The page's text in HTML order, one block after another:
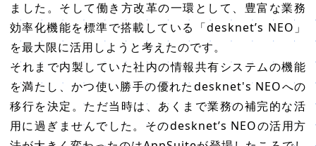
ました。そして働き方改革の一環として、豊富な業務
効率化機能を標準で搭載している「desknet’s NEO」
を最大限に活用しようと考えたのです。
それまで内製していた社内の情報共有システムの機能
を満たし、かつ使い勝手の優れたdesknet's NEOへの
移行を決定。ただ当時は、あくまで業務の補完的な活
用に過ぎませんでした。そのdesknet’s NEOの活用方